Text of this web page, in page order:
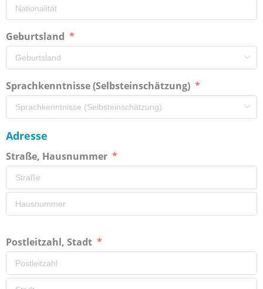
Geburtsland
Sprachkenntnisse (Selbsteinschätzung)
Adresse
Straße, Hausnummer
Postleitzahl, Stadt